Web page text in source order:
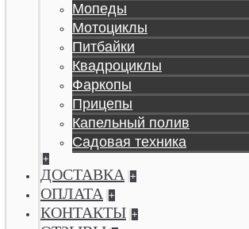
Мопеды
Мотоциклы
Питбайки
Квадроциклы
Фаркопы
Прицепы
Капельный полив
Садовая техника
+
ДОСТАВКА +
ОПЛАТА +
КОНТАКТЫ +